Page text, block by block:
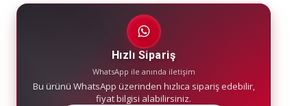
Hızlı Sipariş
WhatsApp ile anında iletişim
Bu ürünü WhatsApp üzerinden hızlıca sipariş edebilir,
fiyat bilgisi alabilirsiniz.